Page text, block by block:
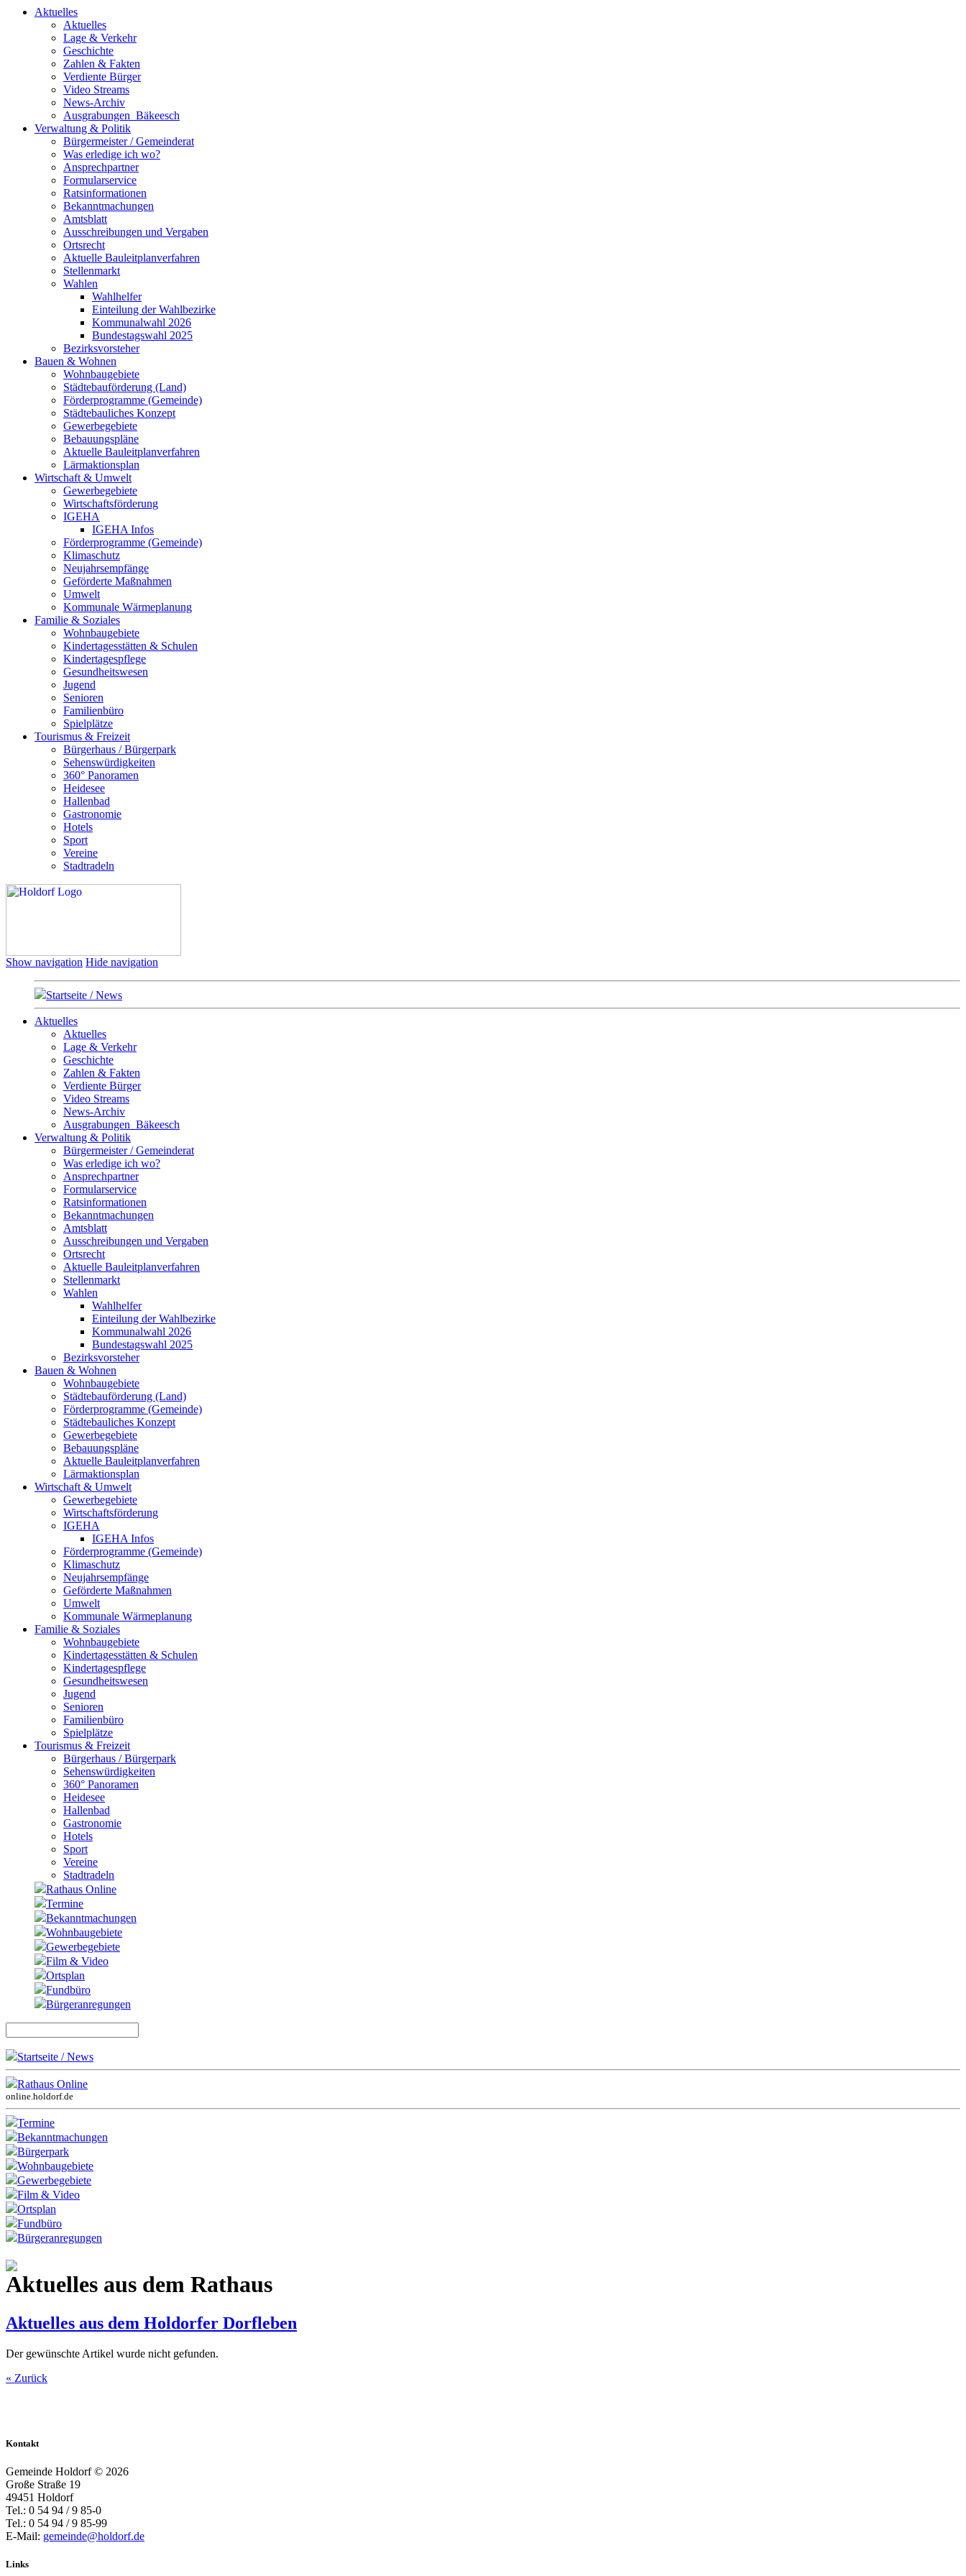
Aktuelles
Aktuelles
Lage & Verkehr
Geschichte
Zahlen & Fakten
Verdiente Bürger
Video Streams
News-Archiv
Ausgrabungen_Bäkeesch
Verwaltung & Politik
Bürgermeister / Gemeinderat
Was erledige ich wo?
Ansprechpartner
Formularservice
Ratsinformationen
Bekanntmachungen
Amtsblatt
Ausschreibungen und Vergaben
Ortsrecht
Aktuelle Bauleitplanverfahren
Stellenmarkt
Wahlen
Wahlhelfer
Einteilung der Wahlbezirke
Kommunalwahl 2026
Bundestagswahl 2025
Bezirksvorsteher
Bauen & Wohnen
Wohnbaugebiete
Städtebauförderung (Land)
Förderprogramme (Gemeinde)
Städtebauliches Konzept
Gewerbegebiete
Bebauungspläne
Aktuelle Bauleitplanverfahren
Lärmaktionsplan
Wirtschaft & Umwelt
Gewerbegebiete
Wirtschaftsförderung
IGEHA
IGEHA Infos
Förderprogramme (Gemeinde)
Klimaschutz
Neujahrsempfänge
Geförderte Maßnahmen
Umwelt
Kommunale Wärmeplanung
Familie & Soziales
Wohnbaugebiete
Kindertagesstätten & Schulen
Kindertagespflege
Gesundheitswesen
Jugend
Senioren
Familienbüro
Spielplätze
Tourismus & Freizeit
Bürgerhaus / Bürgerpark
Sehenswürdigkeiten
360° Panoramen
Heidesee
Hallenbad
Gastronomie
Hotels
Sport
Vereine
Stadtradeln
Show navigation Hide navigation
Startseite / News
Aktuelles
Aktuelles
Lage & Verkehr
Geschichte
Zahlen & Fakten
Verdiente Bürger
Video Streams
News-Archiv
Ausgrabungen_Bäkeesch
Verwaltung & Politik
Bürgermeister / Gemeinderat
Was erledige ich wo?
Ansprechpartner
Formularservice
Ratsinformationen
Bekanntmachungen
Amtsblatt
Ausschreibungen und Vergaben
Ortsrecht
Aktuelle Bauleitplanverfahren
Stellenmarkt
Wahlen
Wahlhelfer
Einteilung der Wahlbezirke
Kommunalwahl 2026
Bundestagswahl 2025
Bezirksvorsteher
Bauen & Wohnen
Wohnbaugebiete
Städtebauförderung (Land)
Förderprogramme (Gemeinde)
Städtebauliches Konzept
Gewerbegebiete
Bebauungspläne
Aktuelle Bauleitplanverfahren
Lärmaktionsplan
Wirtschaft & Umwelt
Gewerbegebiete
Wirtschaftsförderung
IGEHA
IGEHA Infos
Förderprogramme (Gemeinde)
Klimaschutz
Neujahrsempfänge
Geförderte Maßnahmen
Umwelt
Kommunale Wärmeplanung
Familie & Soziales
Wohnbaugebiete
Kindertagesstätten & Schulen
Kindertagespflege
Gesundheitswesen
Jugend
Senioren
Familienbüro
Spielplätze
Tourismus & Freizeit
Bürgerhaus / Bürgerpark
Sehenswürdigkeiten
360° Panoramen
Heidesee
Hallenbad
Gastronomie
Hotels
Sport
Vereine
Stadtradeln
Rathaus Online
Termine
Bekanntmachungen
Wohnbaugebiete
Gewerbegebiete
Film & Video
Ortsplan
Fundbüro
Bürgeranregungen
Startseite / News
Rathaus Online
online.holdorf.de
Termine
Bekanntmachungen
Bürgerpark
Wohnbaugebiete
Gewerbegebiete
Film & Video
Ortsplan
Fundbüro
Bürgeranregungen
Aktuelles aus dem Rathaus
Aktuelles aus dem Holdorfer Dorfleben
Der gewünschte Artikel wurde nicht gefunden.
« Zurück
Kontakt
Gemeinde Holdorf © 2026
Große Straße 19
49451 Holdorf
Tel.: 0 54 94 / 9 85-0
Tel.: 0 54 94 / 9 85-99
E-Mail: gemeinde@holdorf.de
Links